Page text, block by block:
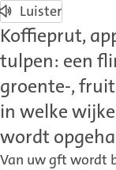
Luister
Koffieprut,
tulpen: een
groente-,
in welke
wordt
Van uw gft wordt